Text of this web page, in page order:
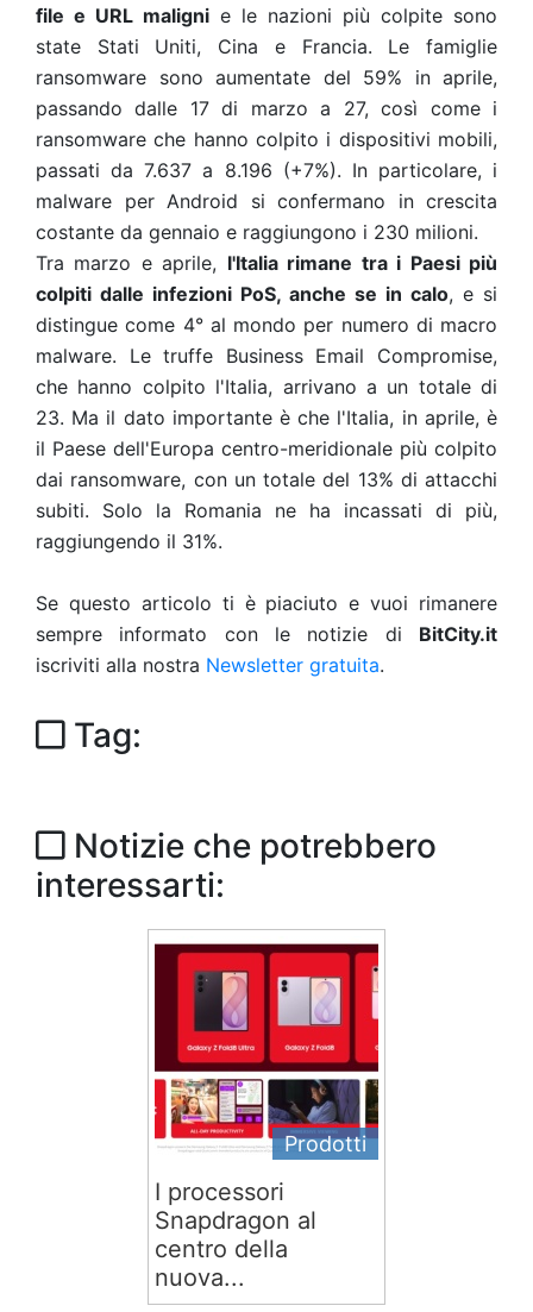
file e URL maligni e le nazioni più colpite sono
state Stati Uniti, Cina e Francia. Le famiglie
ransomware sono aumentate del 59% in aprile,
passando dalle 17 di marzo a 27, così come i
ransomware che hanno colpito i dispositivi mobili,
passati da 7.637 a 8.196 (+7%). In particolare, i
malware per Android si confermano in crescita
costante da gennaio e raggiungono i 230 milioni.
Tra marzo e aprile, l'Italia rimane tra i Paesi più
colpiti dalle infezioni PoS, anche se in calo, e si
distingue come 4° al mondo per numero di macro
malware. Le truffe Business Email Compromise,
che hanno colpito l'Italia, arrivano a un totale di
23. Ma il dato importante è che l'Italia, in aprile, è
il Paese dell'Europa centro-meridionale più colpito
dai ransomware, con un totale del 13% di attacchi
subiti. Solo la Romania ne ha incassati di più,
raggiungendo il 31%.
Se questo articolo ti è piaciuto e vuoi rimanere
sempre informato con le notizie di BitCity.it
iscriviti alla nostra Newsletter gratuita.
Tag:
Notizie che potrebbero
interessarti:
Prodotti
I processori
Snapdragon al
centro della
nuova...